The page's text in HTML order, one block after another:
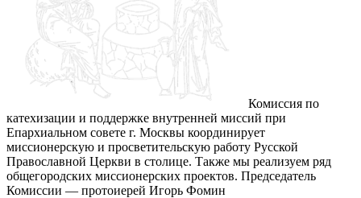
Комиссия по
катехизации и поддержке внутренней миссий при
Епархиальном совете г. Москвы координирует
миссионерскую и просветительскую работу Русской
Православной Церкви в столице. Также мы реализуем ряд
общегородских миссионерских проектов. Председатель
Комиссии — протоиерей Игорь Фомин